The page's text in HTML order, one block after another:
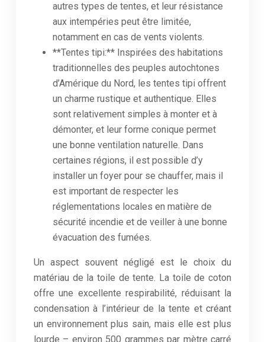
autres types de tentes, et leur résistance
aux intempéries peut être limitée,
notamment en cas de vents violents.
**Tentes tipi:** Inspirées des habitations
traditionnelles des peuples autochtones
d’Amérique du Nord, les tentes tipi offrent
un charme rustique et authentique. Elles
sont relativement simples à monter et à
démonter, et leur forme conique permet
une bonne ventilation naturelle. Dans
certaines régions, il est possible d’y
installer un foyer pour se chauffer, mais il
est important de respecter les
réglementations locales en matière de
sécurité incendie et de veiller à une bonne
évacuation des fumées.
Un aspect souvent négligé est le choix du
matériau de la toile de tente. La toile de coton
offre une excellente respirabilité, réduisant la
condensation à l’intérieur de la tente et créant
un environnement plus sain, mais elle est plus
lourde – environ 500 grammes par mètre carré